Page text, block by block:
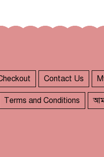
Contact Us
Terms and Conditions